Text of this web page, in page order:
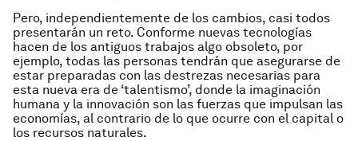
Pero, independientemente de los cambios, casi todos
presentarán un reto. Conforme nuevas tecnologías
hacen de los antiguos trabajos algo obsoleto, por
ejemplo, todas las personas tendrán que asegurarse de
estar preparadas con las destrezas necesarias para
esta nueva era de ‘talentismo’, donde la imaginación
humana y la innovación son las fuerzas que impulsan las
economías, al contrario de lo que ocurre con el capital o
los recursos naturales.